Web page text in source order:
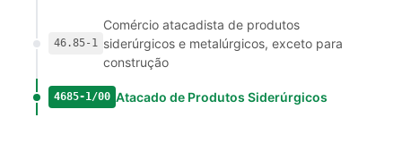
46.85-1
Comércio atacadista de produtos
siderúrgicos e metalúrgicos, exceto para
construção
4685-1/00 Atacado de Produtos Siderúrgicos